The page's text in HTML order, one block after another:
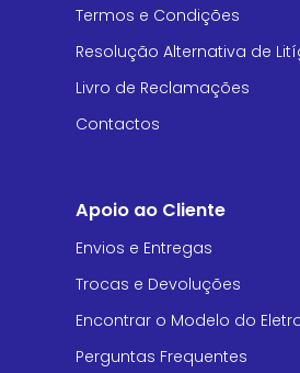
Termos e Condições
Resolução Alternativa de
Livro de Reclamações
Contactos
Apoio ao Cliente
Envios e Entregas
Trocas e Devoluções
Encontrar o Modelo do
Perguntas Frequentes